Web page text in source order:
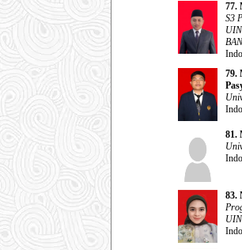
77.
S3
79.
81.
83.